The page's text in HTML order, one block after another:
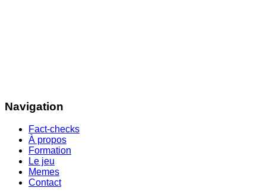
Navigation
Fact-checks
À propos
Formation
Le jeu
Memes
Contact